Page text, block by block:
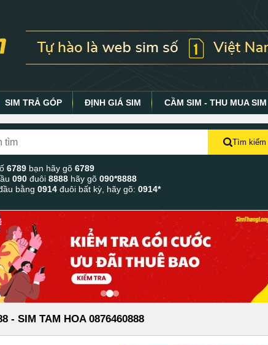
SIM TRẢ GÓP ĐỊNH GIÁ SIM CẦM SIM - THU MUA SIM
Tìm kiếm
6789 bạn hãy gõ6789
090đuôi8888 hãy gõ090*8888
bằng0914 đuôi bất kỳ, hãy gõ:0914*
- SIM TAM HOA 0876460888